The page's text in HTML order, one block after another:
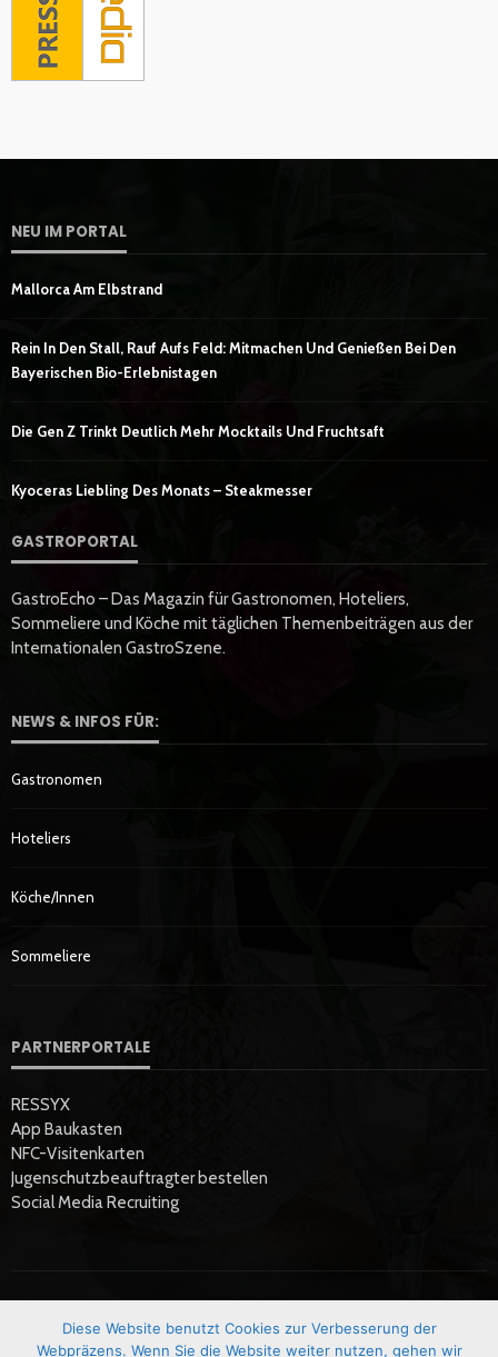
NEU IM PORTAL
Mallorca Am Elbstrand
Rein In Den Stall, Rauf Aufs Feld: Mitmachen Und Genießen Bei Den
Bayerischen Bio-Erlebnistagen
Die Gen Z Trinkt Deutlich Mehr Mocktails Und Fruchtsaft
Kyoceras Liebling Des Monats – Steakmesser
GASTROPORTAL
GastroEcho – Das Magazin für Gastronomen, Hoteliers,
Sommeliere und Köche mit täglichen Themenbeiträgen aus der
Internationalen GastroSzene.
NEWS & INFOS FÜR:
Gastronomen
Hoteliers
Köche/innen
Sommeliere
PARTNERPORTALE
RESSYX
App Baukasten
NFC-Visitenkarten
Jugenschutzbeauftragter bestellen
Social Media Recruiting
Startseite Datenschutzerklärung Hier Werben Impressum
Diese Website benutzt Cookies zur Verbesserung der
Webpräzens. Wenn Sie die Website weiter nutzen, gehen wir